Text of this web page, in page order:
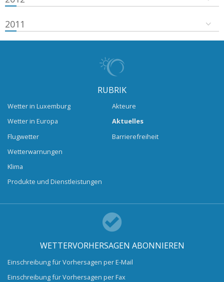
2011
RUBRIK
Wetter in Luxemburg
Wetter in Europa
Flugwetter
Wetterwarnungen
Klima
Produkte und Dienstleistungen
Akteure
Aktuelles
Barrierefreiheit
WETTERVORHERSAGEN ABONNIEREN
Einschreibung für Vorhersagen per E-Mail
Einschreibung für Vorhersagen per Fax